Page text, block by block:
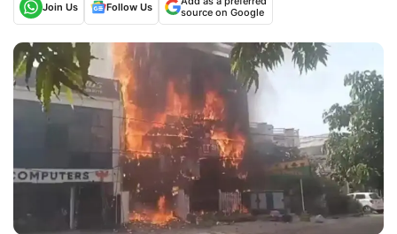
Join Us
Follow Us
source on Google